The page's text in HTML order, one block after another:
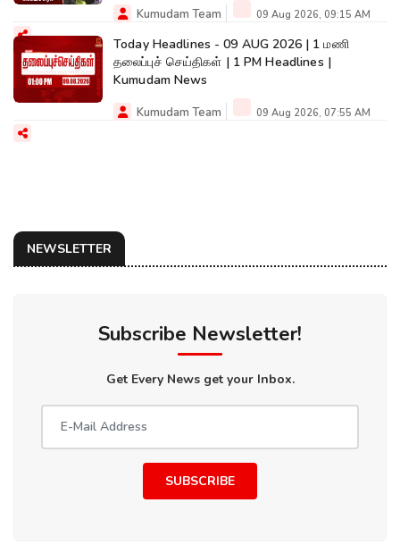
Kumudam Team 09 Aug 2026, 09:15 AM
Today Headlines - 09 AUG 2026 | 1 மணி
தலைப்புச் செய்திகள் | 1 PM Headlines |
Kumudam News
Kumudam Team 09 Aug 2026, 07:55 AM
NEWSLETTER
Subscribe Newsletter!
Get Every News get your Inbox.
SUBSCRIBE